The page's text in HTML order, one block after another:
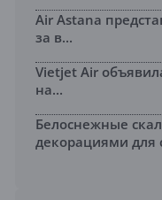
Air Astana
за в...
Vietjet Air
на...
Белоснежные
декорациями для